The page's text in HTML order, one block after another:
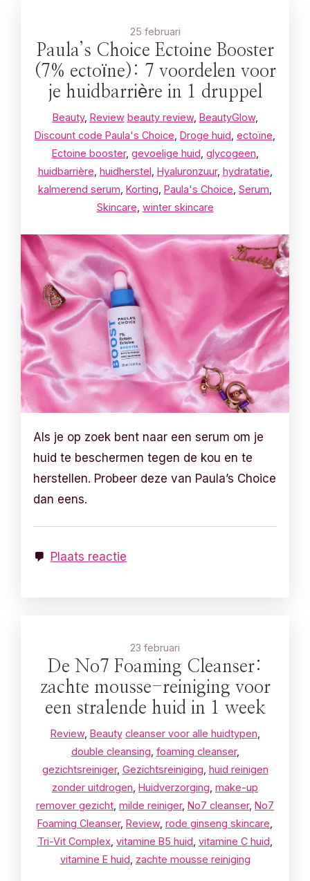
25 februari
Paula’s Choice Ectoine Booster
(7% ectoïne): 7 voordelen voor
je huidbarrière in 1 druppel
Beauty, Review beauty review, BeautyGlow,
Discount code Paula's Choice Droge huid ectoïne
Ectoine booster, gevoelige huid glycogeen
huidbarrière huidherstel Hyaluronzuur, hydratatie
kalmerend serum Korting Paula's Choice Serum
Skincare winter skincare
Als je op zoek bent naar een serum om je
huid te beschermen tegen de kou en te
herstellen. Probeer deze van Paula’s Choice
dan eens.
Plaats reactie
23 februari
De No7 Foaming Cleanser:
zachte mousse-reiniging voor
een stralende huid in 1 week
Review, Beauty cleanser voor alle huidtypen
double cleansing foaming cleanser,
gezichtsreiniger, Gezichtsreiniging huid reinigen
zonder uitdrogen Huidverzorging make-up
remover gezicht milde reiniger, No7 cleanser, No7
Foaming Cleanser, Review, rode ginseng skincare
Tri-Vit Complex vitamine B5 huid vitamine C huid
vitamine E huid zachte mousse reiniging